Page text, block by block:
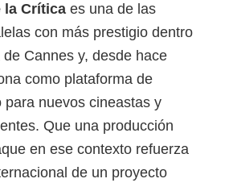
la Crítica es una de las
con más prestigio dentro
Cannes y, desde hace
como plataforma de
para nuevos cineastas y
Que una producción
en ese contexto refuerza
de un proyecto